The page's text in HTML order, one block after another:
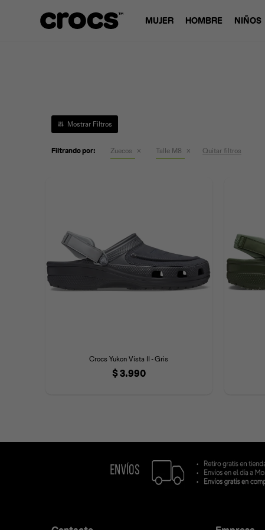
MUJER HOMBRE NIÑOS
Filtrando por: Zuecos Talle M8 Quitar filtros
Crocs Yukon Vista II - Gris
$3.990